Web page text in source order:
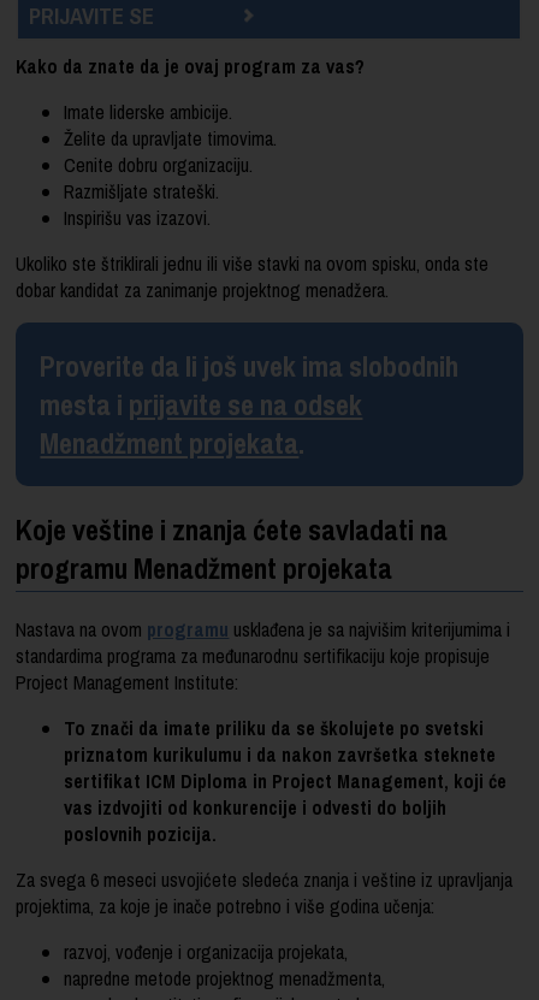
PRIJAVITE SE
Kako da znate da je ovaj program za vas?
Imate liderske ambicije.
Želite da upravljate timovima.
Cenite dobru organizaciju.
Razmišljate strateški.
Inspirišu vas izazovi.
Ukoliko ste štriklirali jednu ili više stavki na ovom spisku, onda ste
dobar kandidat za zanimanje projektnog menadžera.
Proverite da li još uvek ima slobodnih
mesta i prijavite se na odsek
Menadžment projekata.
Koje veštine i znanja ćete savladati na
programu Menadžment projekata
Nastava na ovom programu usklađena je sa najvišim kriterijumima i
standardima programa za međunarodnu sertifikaciju koje propisuje
Project Management Institute:
To znači da imate priliku da se školujete po svetski
priznatom kurikulumu i da nakon završetka steknete
sertifikat ICM Diploma in Project Management, koji će
vas izdvojiti od konkurencije i odvesti do boljih
poslovnih pozicija.
Za svega 6 meseci usvojićete sledeća znanja i veštine iz upravljanja
projektima, za koje je inače potrebno i više godina učenja:
razvoj, vođenje i organizacija projekata,
napredne metode projektnog menadžmenta,